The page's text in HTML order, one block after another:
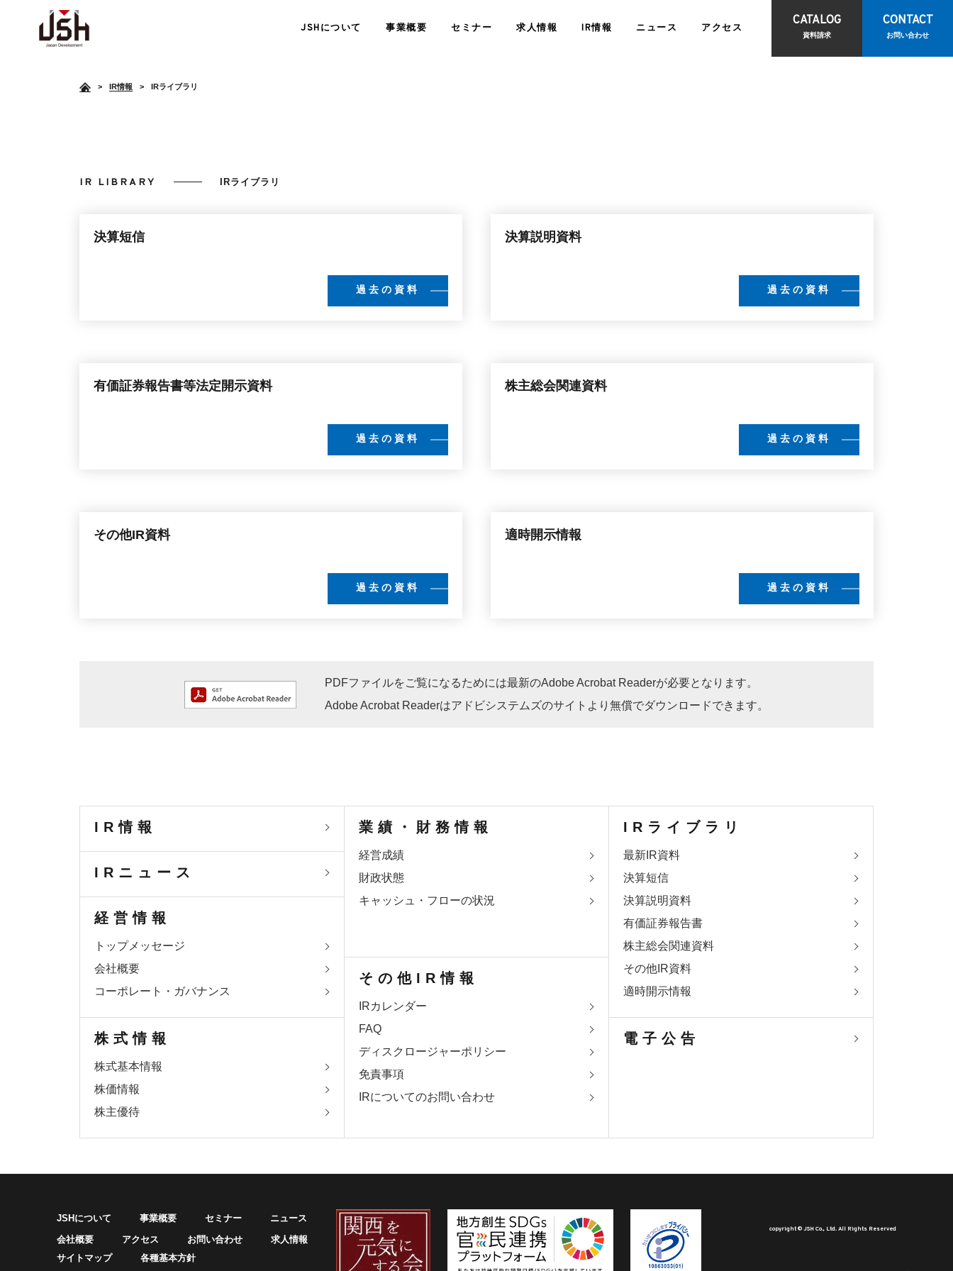
JSHについて
COMPANY CONTACT
事業概要
コンサルティングサービス
セミナー 求人情報 IR情報 ニュース アクセス
CATALOG
資料請求
CONTACT
お問い合わせ
> IR情報 IRライブラリ
IR LIBRARY IRライブラリ
決算短信
過去の資料
決算説明資料
過去の資料
有価証券報告書等法定開示資料
過去の資料
株主総会関連資料
過去の資料
その他IR資料
過去の資料
適時開示情報
過去の資料
PDFファイルをご覧になるためには最新のAdobe Acrobat Readerが必要となります。
Adobe Acrobat Readerはアドビシステムズのサイトより無償でダウンロードできます。
IR情報
IRニュース
経営情報
トップメッセージ
会社概要
コーポレート・ガバナンス
業績・財務情報
経営成績
財政状態
キャッシュ・フローの状況
IRライブラリ
最新IR資料
決算短信
決算説明資料
有価証券報告書
株主総会関連資料
その他IR資料
適時開示情報
株式情報
株式基本情報
株価情報
株主優待
その他IR情報
IRカレンダー
FAQ
ディスクロージャーポリシー
免責事項
IRについてのお問い合わせ
電子公告
JSHについて 事業概要 セミナー
ニュース
会社概要
アクセス お問い合わせ
求人情報
サイトマップ
各種基本方針
copyright © JSH Co., Ltd. All Rights Reserved